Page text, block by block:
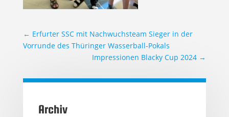
← Erfurter SSC mit Nachwuchsteam Sieger in der
Vorrunde des Thüringer Wasserball-Pokals
Impressionen Blacky Cup 2024 →
Archiv